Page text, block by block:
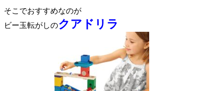
そこでおすすめなのが
ビー玉転がしのクアドリラ